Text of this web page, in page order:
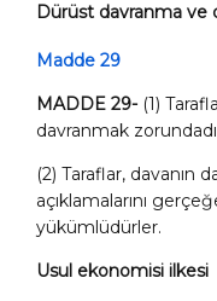
Dürüst davranma
Madde 29
MADDE 29- (1)
davranmak
(2) Taraflar, davanın
açıklamalarını
yükümlüdürler.
Usul ekonomisi ilkesi